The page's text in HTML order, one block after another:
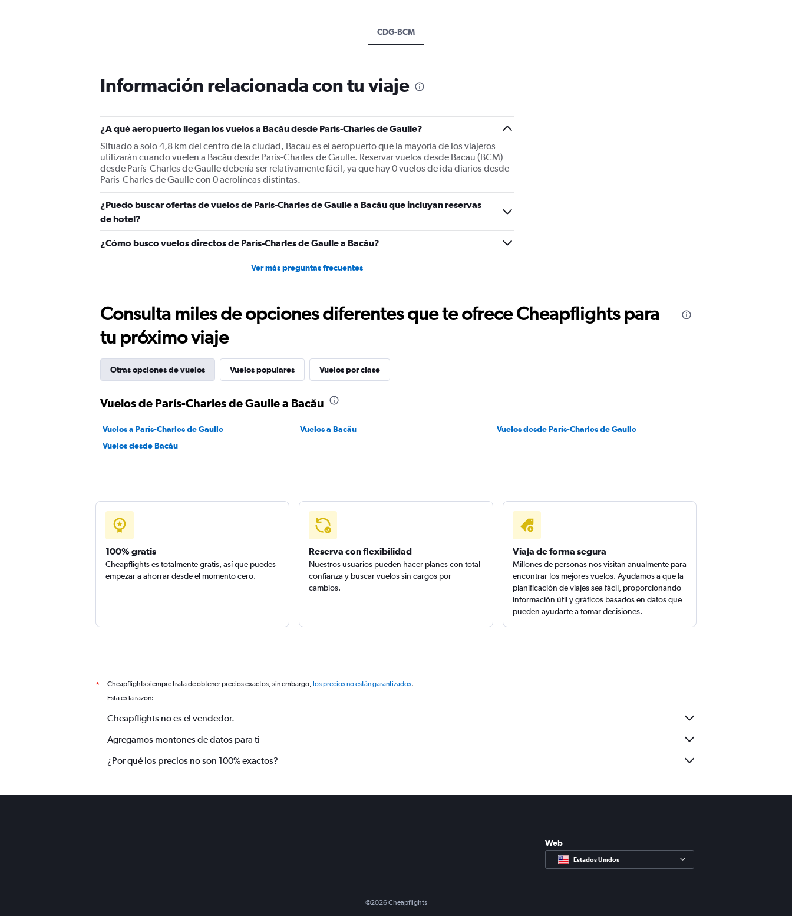
CDG-BCM
Información relacionada con tu viaje
¿A qué aeropuerto llegan los vuelos a Bacău desde París-Charles de Gaulle?
Situado a solo 4,8 km del centro de la ciudad, Bacau es el aeropuerto que la mayoría de los viajeros
utilizarán cuando vuelen a Bacău desde París-Charles de Gaulle. Reservar vuelos desde Bacau (BCM)
desde París-Charles de Gaulle debería ser relativamente fácil, ya que hay 0 vuelos de ida diarios desde
París-Charles de Gaulle con 0 aerolíneas distintas.
¿Puedo buscar ofertas de vuelos de París-Charles de Gaulle a Bacău que incluyan reservas
de hotel?
¿Cómo busco vuelos directos de París-Charles de Gaulle a Bacău?
Ver más preguntas frecuentes
Consulta miles de opciones diferentes que te ofrece Cheapflights para
tu próximo viaje
Otras opciones de vuelos Vuelos populares Vuelos por clase
Vuelos de París-Charles de Gaulle a Bacău
Vuelos a París-Charles de Gaulle Vuelos a Bacău
Vuelos desde París-Charles de Gaulle
Vuelos desde Bacău
100% gratis
Cheapflights es totalmente gratis, así que puedes
empezar a ahorrar desde el momento cero.
Reserva con flexibilidad
Nuestros usuarios pueden hacer planes con total
confianza y buscar vuelos sin cargos por
cambios.
Viaja de forma segura
Millones de personas nos visitan anualmente para
encontrar los mejores vuelos. Ayudamos a que la
planificación de viajes sea fácil, proporcionando
información útil y gráficos basados en datos que
pueden ayudarte a tomar decisiones.
* Cheapflights siempre trata de obtener precios exactos, sin embargo, los precios no están garantizados.
Esta es la razón:
Cheapflights no es el vendedor.
Agregamos montones de datos para ti
¿Por qué los precios no son 100% exactos?
Web
Estados Unidos
©2026Cheapflights